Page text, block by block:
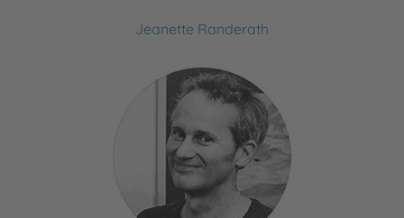
Jeanette Randerath